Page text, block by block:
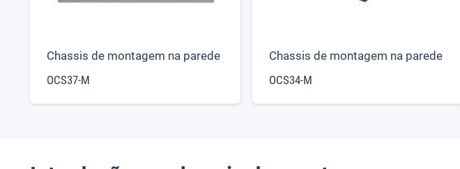
Chassis de montagem na parede
OCS37-M
Chassis de montagem na parede
OCS34-M